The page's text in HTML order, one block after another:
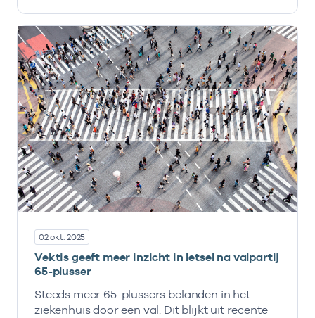
02 okt. 2025
Vektis geeft meer inzicht in letsel na valpartij
65-plusser
Steeds meer 65-plussers belanden in het
ziekenhuis door een val. Dit blijkt uit recente